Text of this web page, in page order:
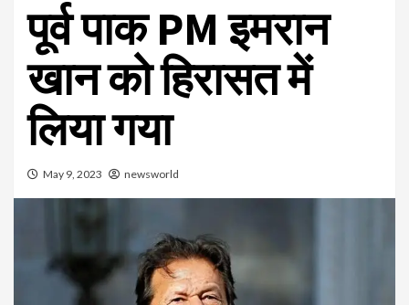
पूर्व पाक PM इमरान
खान को हिरासत में
लिया गया
May 9, 2023 newsworld